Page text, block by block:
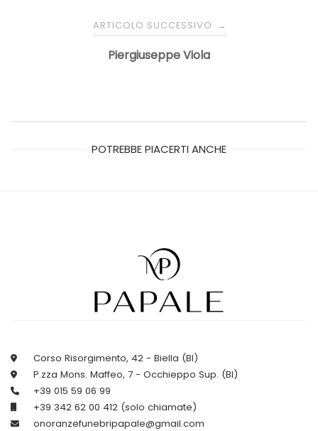
ARTICOLO SUCCESSIVO →
Piergiuseppe Viola
POTREBBE PIACERTI ANCHE
Corso Risorgimento, 42 - Biella (BI)
P.zza Mons. Maffeo, 7 - Occhieppo Sup. (BI)
+39 015 59 06 99
+39 342 62 00 412 (solo chiamate)
onoranzefunebripapale@gmail.com